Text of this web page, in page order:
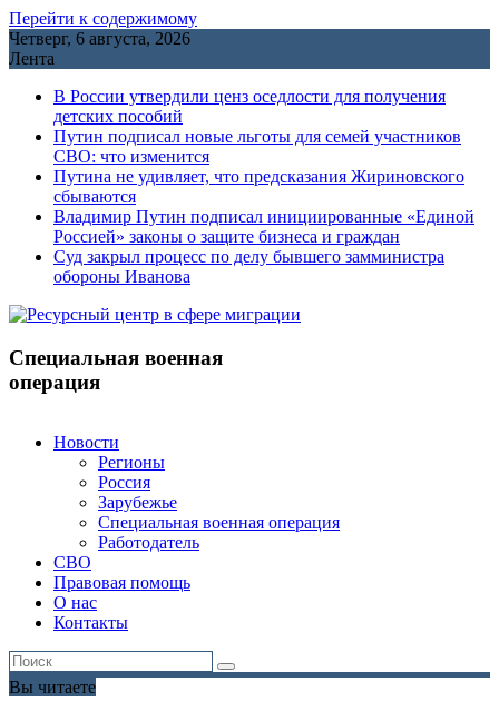
Перейти к содержимому
Четверг, 6 августа, 2026
Лента
В России утвердили ценз оседлости для получения
детских пособий
Путин подписал новые льготы для семей участников
СВО: что изменится
Путина не удивляет, что предсказания Жириновского
сбываются
Владимир Путин подписал инициированные «Единой
Россией» законы о защите бизнеса и граждан
Cуд закрыл процесс по делу бывшего замминистра
обороны Иванова
Специальная военная
операция
Новости
Регионы
Россия
Зарубежье
Специальная военная операция
Работодатель
СВО
Правовая помощь
О нас
Контакты
Вы читаете